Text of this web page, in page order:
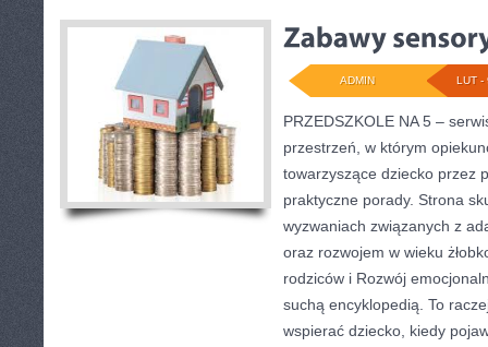
LUT -
ADMIN
PRZEDSZKOLE NA 5 –
przestrzeń, w którym
towarzyszące dziecko przez
praktyczne porady. Strona
wyzwaniach związanych z
oraz rozwojem w wieku
rodziców i Rozwój
suchą encyklopedią. To
wspierać dziecko, kiedy